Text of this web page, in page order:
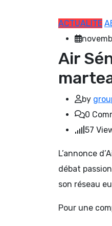
ACTUALITE
Air
by
0
57
L’annonce
débat
son réseau
Pour une